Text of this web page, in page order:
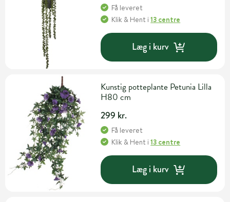
Få leveret
Klik & Hent i13 centre
Læg i kurv
Kunstig potteplante Petunia Lilla
H80 cm
299 kr.
Få leveret
Klik & Hent i13 centre
Læg i kurv